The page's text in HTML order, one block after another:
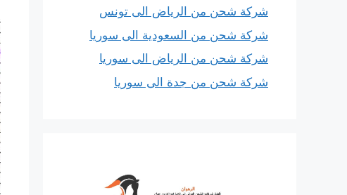
شركة شحن من الرياض الى تونس
شركة شحن من السعودية الى سوريا
شركة شحن من الرياض الى سوريا
شركة شحن من جدة الى سوريا